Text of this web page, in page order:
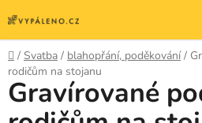
na
obsah
Domů
/ Svatba / blahopřání, poděkování /
rodičům na stojanu
Gravírované